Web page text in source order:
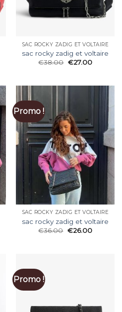
SAC ROCKY ZADIG ET VOLTAIRE
sac rocky zadig et voltaire
€38.00 €27.00
Promo !
SAC ROCKY ZADIG ET VOLTAIRE
sac rocky zadig et voltaire
€36.00 €26.00
Promo !